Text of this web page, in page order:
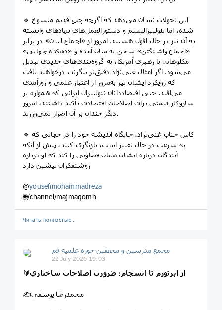
🔹 این تحولات نشان می‌دهد که اگرچه چپِ قدیم منسوخ
شده، اما نئولیبرالیسم و دستورالعمل‌های نهادهای وابسته
به آن نیز در حال افول هستند. امروز از «اجماع لندن» در برابر
«اجماع واشنگتن» سخن به میان آمده و «دهکده جهانی»
مکلوهان، با رهبری آمریکا، به گروه‌بندی‌های جدیدی تبدیل
می‌شود. اگر امثال غنی‌نژاد دقیق‌تر بنگرند، درخواهند یافت
که رویکرد ایشان نیز به‌مرور از اعتبار علمی و روزآمدی
می‌افتد. حتی اقتصاددانان نئولیبرال ایرانی که همواره بر
سازوکار قیمتی برای اصلاحات اقتصادی تأکید داشتند، امروز
دیگر چندان بر آن اصرار نمی‌ورزند.
🔹 کاش جناب غنی‌نژاد، جایگاه اندیشه خود را در جهانی که
به سرعت در حال تغییر است، بازنگری کنند، پیش از آنکه
آیندگان درباره ایشان همان قضاوتی را کند که او درباره
روشنفکران پیشین دارد
@yousefimohammadreza
🌐/channel/majmaqomh
Читать полностью…
مجمع مدرسین و محققین حوزه علمیه قم
22 July 2026 19:03
🔰از ابرتورم تا انسجام؛ ضرورت اصلاحات ساختاري
✍️محمدرضا يوسفي